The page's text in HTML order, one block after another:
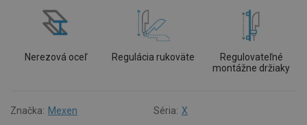
Nerezová oceľ Regulácia rukoväte
Regulovateľné
montážne držiaky
Značka: Mexen Séria: X